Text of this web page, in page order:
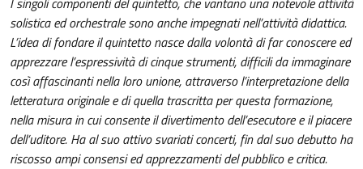
solistica ed orchestrale sono anche impegnati nell’attività didattica.
L’idea di fondare il quintetto nasce dalla volontà di far conoscere ed
apprezzare l’espressività di cinque strumenti, difficili da immaginare
così affascinanti nella loro unione, attraverso l’interpretazione della
letteratura originale e di quella trascritta per questa formazione,
nella misura in cui consente il divertimento dell’esecutore e il piacere
dell’uditore. Ha al suo attivo svariati concerti, fin dal suo debutto ha
riscosso ampi consensi ed apprezzamenti del pubblico e critica.